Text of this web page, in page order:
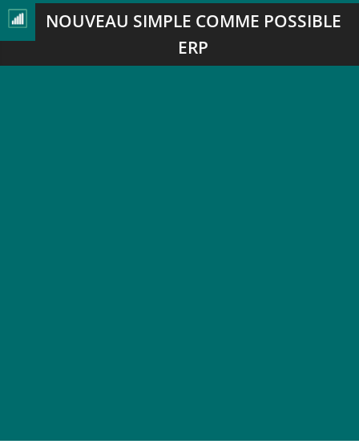
NOUVEAU SIMPLE COMME POSSIBLE
ERP